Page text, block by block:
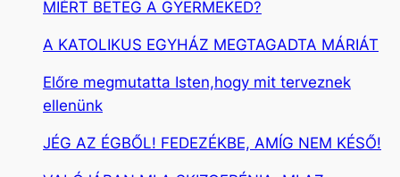
MIÉRT BETEG A GYERMEKED?
A KATOLIKUS EGYHÁZ MEGTAGADTA MÁRIÁT
Előre megmutatta Isten,hogy mit terveznek
ellenünk
JÉG AZ ÉGBŐL! FEDEZÉKBE, AMÍG NEM KÉSŐ!